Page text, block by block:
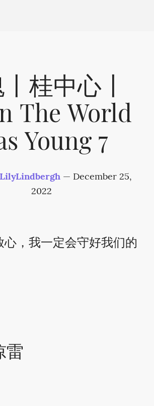
桂中心丨
The World
Young 7
LilyLindbergh — December 25,
2022
心，我一定会守好我们的
雷